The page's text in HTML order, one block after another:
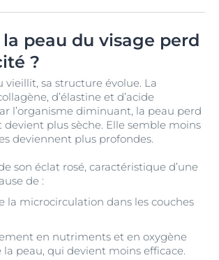
peau du visage perd
?
vieillit, sa structure évolue. La
d’élastine et d’acide
l’organisme diminuant, la peau perd
devient plus sèche. Elle semble moins
deviennent plus profondes.
son éclat rosé, caractéristique d’une
de :
la microcirculation dans les couches
en nutriments et en oxygène
la peau, qui devient moins efficace.